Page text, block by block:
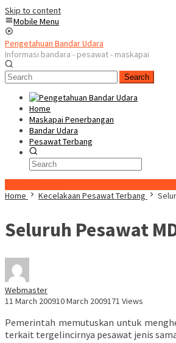
Skip to content
Mobile Menu
Pengetahuan Bandar Udara
Informasi bandara - pesawat - maskapai
Search
Home
Maskapai Penerbangan
Bandar Udara
Pesawat Terbang
Home
Kecelakaan Pesawat Terbang
Seluruh Pesawat
Webmaster
11 March 200910 March 2009171 Views
Pemerintah memutuskan untuk
terkait tergelincirnya pesawat jenis